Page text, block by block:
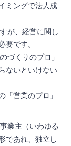
ミングで法人成
が、経営に関し
です。
づくりのプロ」
ないといけない
「営業のプロ」
業主（いわゆる
であれ、独立し